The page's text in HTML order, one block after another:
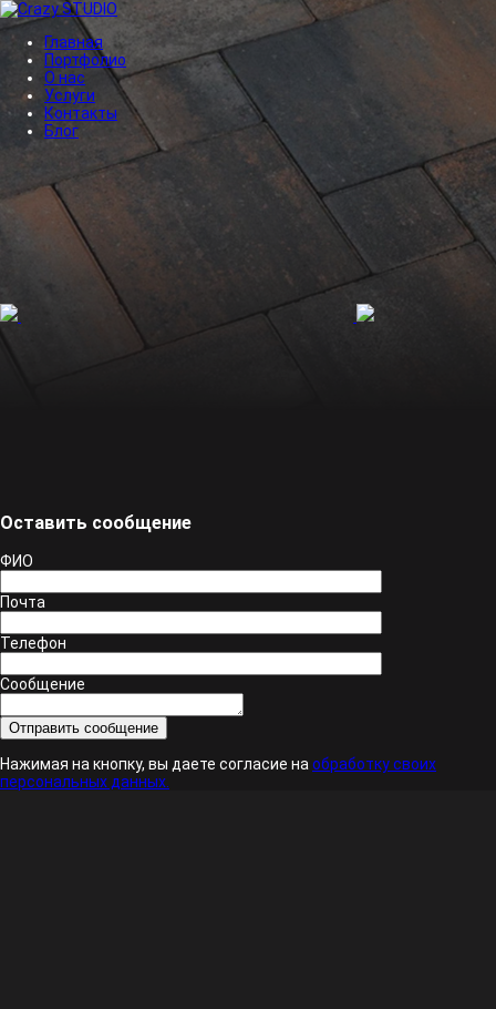
Главная
Портфолио
О нас
Услуги
Контакты
Блог
Оставить сообщение
ФИО
Почта
Телефон
Сообщение
Нажимая на кнопку, вы даете согласие на обработку своих
персональных данных.